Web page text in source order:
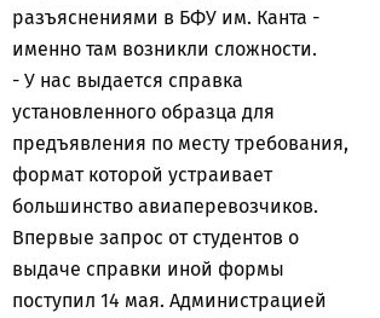
разъяснениями в БФУ им. Канта -
именно там возникли сложности.
- У нас выдается справка
установленного образца для
предъявления по месту требования,
формат которой устраивает
большинство авиаперевозчиков.
Впервые запрос от студентов о
выдаче справки иной формы
поступил 14 мая. Администрацией